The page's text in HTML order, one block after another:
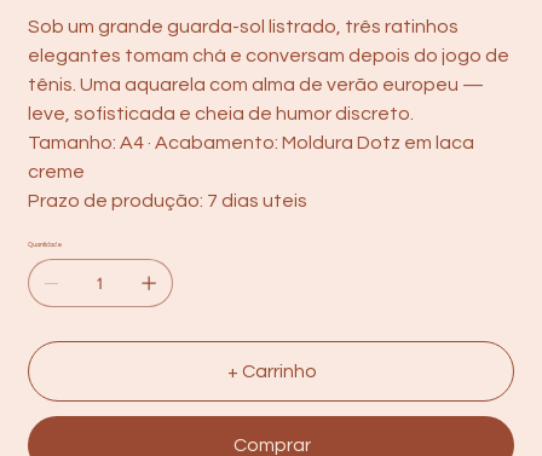
Sob um grande guarda-sol listrado, três ratinhos
elegantes tomam chá e conversam depois do jogo de
tênis. Uma aquarela com alma de verão europeu —
leve, sofisticada e cheia de humor discreto.
Tamanho: A4 · Acabamento: Moldura Dotz em laca
creme
Prazo de produção: 7 dias uteis
Quantidade
+ Carrinho
Comprar